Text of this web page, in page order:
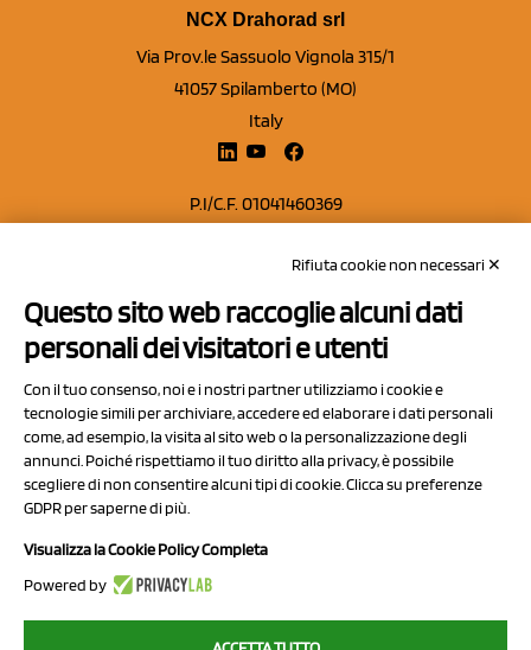
NCX Drahorad srl
Via Prov.le Sassuolo Vignola 315/1
41057 Spilamberto (MO)
Italy
P.I/C.F. 01041460369
Capitale sociale Euro 50.000,00 i.v.
Contatti
Privacy Policy
Cookie Policy
Chi Siamo
2023 NCX Drahorad srl - All rights reserved
Rifiuta cookie non necessari ✕
Questo sito web raccoglie alcuni dati
personali dei visitatori e utenti
Con il tuo consenso, noi e i nostri partner utilizziamo i cookie e
tecnologie simili per archiviare, accedere ed elaborare i dati personali
come, ad esempio, la visita al sito web o la personalizzazione degli
annunci. Poiché rispettiamo il tuo diritto alla privacy, è possibile
scegliere di non consentire alcuni tipi di cookie. Clicca su preferenze
GDPR per saperne di più.
Visualizza la Cookie Policy Completa
Powered by